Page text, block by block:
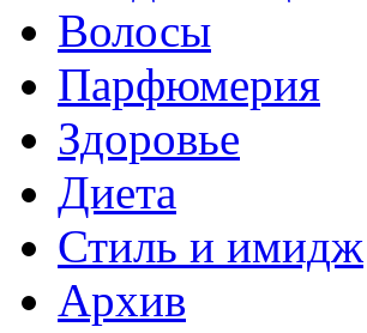
Волосы
Парфюмерия
Здоровье
Диета
Стиль и имидж
Архив